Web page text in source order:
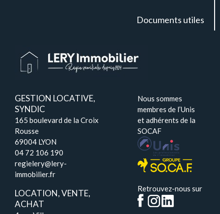
Documents utiles
GESTION LOCATIVE,
SYNDIC
165 boulevard de la Croix
Rousse
69004 LYON
04 72 106 190
regielery@lery-
immobilier.fr
LOCATION, VENTE,
ACHAT
Nous sommes
membres de l’Unis
et adhérents de la
SOCAF
Retrouvez-nous sur